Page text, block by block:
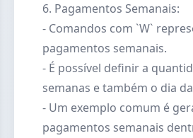
6. Pagamentos Semanais:
- Comandos com `W`
pagamentos semanais.
- É possível definir a
semanas e também o dia
- Um exemplo comum é
pagamentos semanais